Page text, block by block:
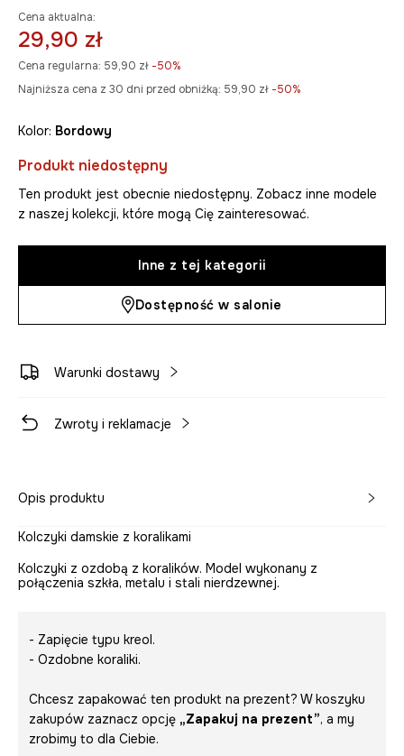
Cena aktualna:
29,90 zł
Cena regularna: 59,90 zł -50%
Najniższa cena z 30 dni przed obniżką: 59,90 zł -50%
Kolor: bordowy
Produkt niedostępny
Ten produkt jest obecnie niedostępny. Zobacz inne modele
z naszej kolekcji, które mogą Cię zainteresować.
Inne z tej kategorii
Dostępność w salonie
Warunki dostawy
Zwroty i reklamacje
Opis produktu
Kolczyki damskie z koralikami
Kolczyki z ozdobą z koralików. Model wykonany z
połączenia szkła, metalu i stali nierdzewnej.
- Zapięcie typu kreol.
- Ozdobne koraliki.
Chcesz zapakować ten produkt na prezent? W koszyku
zakupów zaznacz opcję „Zapakuj na prezent”, a my
zrobimy to dla Ciebie.